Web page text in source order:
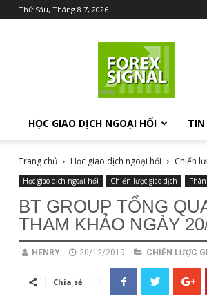
Thứ Sáu, Tháng 8 7, 2026
HỌC GIAO DỊCH NGOẠI HỐI
Trang chủ Học giao dịch ngoại hối Chiến
Học giao dịch ngoại hối Chiến lược giao dịch
BT GROUP TỔNG
THAM KHẢO NGÀY
HENRY 20/12/2019 CHIẾN LƯỢC
Chia sẻ